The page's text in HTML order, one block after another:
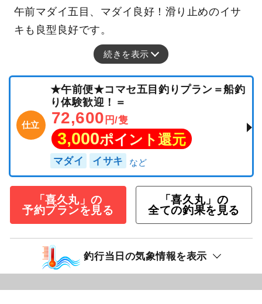
午前マダイ五目、マダイ良好！滑り止めのイサ
キも良型良好です。
続きを表示
仕立
★午前便★コマセ五目釣りプラン＝船釣
り体験歓迎！＝
72,600 円/隻
3,000ポイント還元
マダイ イサキ
「喜久丸」の
予約プランを見る
「喜久丸」の
全ての釣果を見る
釣行当日の気象情報を表示